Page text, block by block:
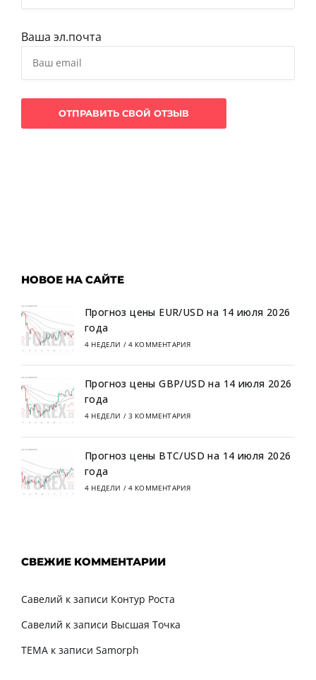
Ваша эл.почта
НОВОЕ НА САЙТЕ
Прогноз цены EUR/USD на 14 июля 2026
года
4 НЕДЕЛИ / 4 КОММЕНТАРИЯ
Прогноз цены GBP/USD на 14 июля 2026
года
4 НЕДЕЛИ / 3 КОММЕНТАРИЯ
Прогноз цены BTC/USD на 14 июля 2026
года
4 НЕДЕЛИ / 4 КОММЕНТАРИЯ
СВЕЖИЕ КОММЕНТАРИИ
Савелий к записи Контур Роста
Савелий к записи Высшая Точка
TEMA к записи Samorph